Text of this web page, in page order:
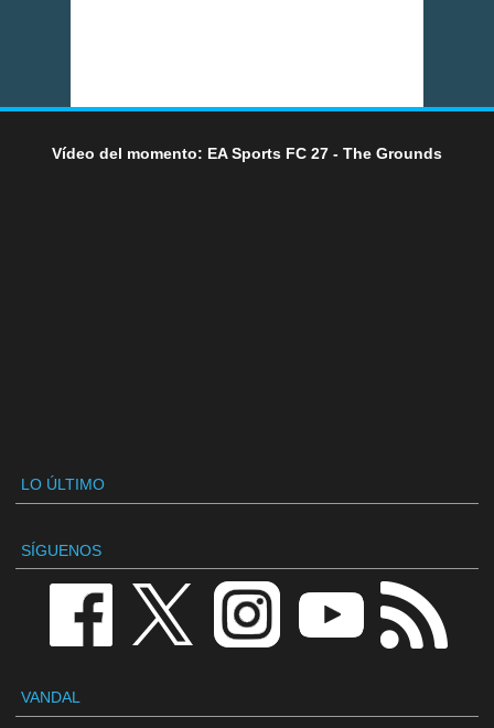
Vídeo del momento: EA Sports FC 27 - The Grounds
LO ÚLTIMO
SÍGUENOS
VANDAL